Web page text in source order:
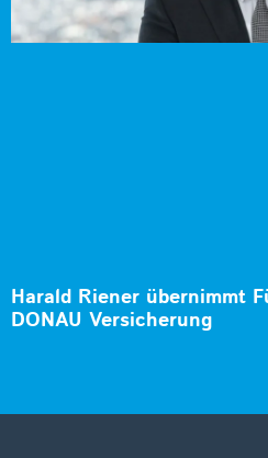
Harald Riener übernimmt
DONAU Versicherung